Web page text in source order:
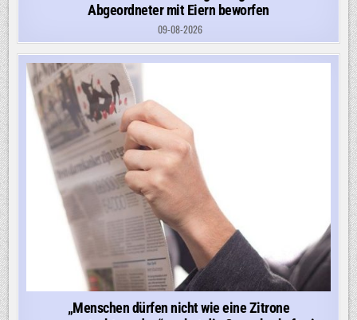
Abgeordneter mit Eiern beworfen
09-08-2026
„Menschen dürfen nicht wie eine Zitrone